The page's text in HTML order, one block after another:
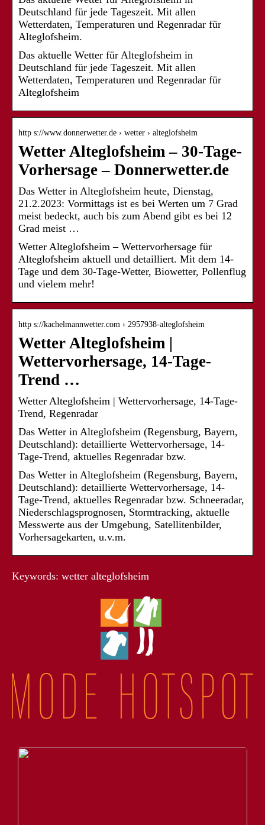
Deutschland für jede Tageszeit. Mit allen
Wetterdaten, Temperaturen und Regenradar für
Alteglofsheim.
Das aktuelle Wetter für Alteglofsheim in
Deutschland für jede Tageszeit. Mit allen
Wetterdaten, Temperaturen und Regenradar für
Alteglofsheim
http s://www.donnerwetter.de › wetter › alteglofsheim
Wetter Alteglofsheim – 30-Tage-
Vorhersage – Donnerwetter.de
Das Wetter in Alteglofsheim heute, Dienstag,
21.2.2023: Vormittags ist es bei Werten um 7 Grad
meist bedeckt, auch bis zum Abend gibt es bei 12
Grad meist …
Wetter Alteglofsheim – Wettervorhersage für
Alteglofsheim aktuell und detailliert. Mit dem 14-
Tage und dem 30-Tage-Wetter, Biowetter, Pollenflug
und vielem mehr!
http s://kachelmannwetter.com › 2957938-alteglofsheim
Wetter Alteglofsheim |
Wettervorhersage, 14-Tage-
Trend …
Wetter Alteglofsheim | Wettervorhersage, 14-Tage-
Trend, Regenradar
Das Wetter in Alteglofsheim (Regensburg, Bayern,
Deutschland): detaillierte Wettervorhersage, 14-
Tage-Trend, aktuelles Regenradar bzw.
Das Wetter in Alteglofsheim (Regensburg, Bayern,
Deutschland): detaillierte Wettervorhersage, 14-
Tage-Trend, aktuelles Regenradar bzw. Schneeradar,
Niederschlagsprognosen, Stormtracking, aktuelle
Messwerte aus der Umgebung, Satellitenbilder,
Vorhersagekarten, u.v.m.
Keywords: wetter alteglofsheim